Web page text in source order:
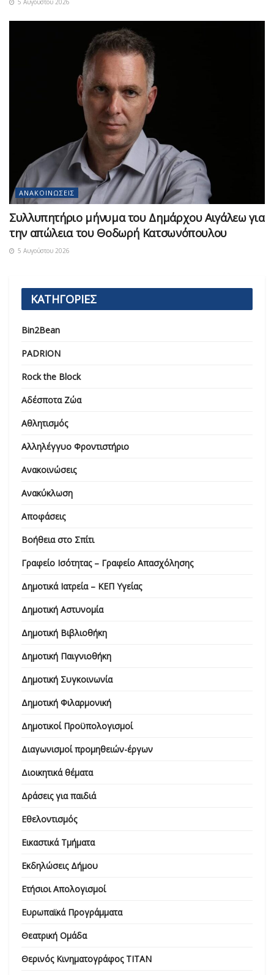
ΑΝΑΚΟΙΝΏΣΕΙΣ
Συλλυπητήριο μήνυμα του Δημάρχου Αιγάλεω για
την απώλεια του Θοδωρή Κατσωνόπουλου
5 Αυγούστου 2026
ΚΑΤΗΓΟΡΙΕΣ
Bin2Bean
PADRION
Rock the Block
Αδέσποτα Ζώα
Αθλητισμός
Αλληλέγγυο Φροντιστήριο
Ανακοινώσεις
Ανακύκλωση
Αποφάσεις
Βοήθεια στο Σπίτι
Γραφείο Ισότητας – Γραφείο Απασχόλησης
Δημοτικά Ιατρεία – ΚΕΠ Υγείας
Δημοτική Αστυνομία
Δημοτική Βιβλιοθήκη
Δημοτική Παιγνιοθήκη
Δημοτική Συγκοινωνία
Δημοτική Φιλαρμονική
Δημοτικοί Προϋπολογισμοί
Διαγωνισμοί προμηθειών-έργων
Διοικητικά θέματα
Δράσεις για παιδιά
Εθελοντισμός
Εικαστικά Τμήματα
Εκδηλώσεις Δήμου
Ετήσιοι Απολογισμοί
Ευρωπαϊκά Προγράμματα
Θεατρική Ομάδα
Θερινός Κινηματογράφος ΤΙΤΑΝ